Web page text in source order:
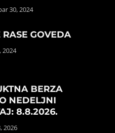
30, 2024
RASE GOVEDA
2024
BERZA
NEDELJNI
8.8.2026.
2026